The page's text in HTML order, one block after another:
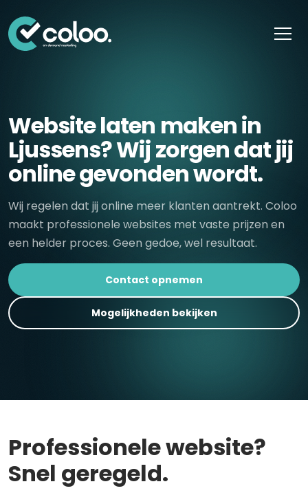
Website laten maken in
Ljussens? Wij zorgen dat jij
online gevonden wordt.
Wij regelen dat jij online meer klanten aantrekt. Coloo
maakt professionele websites met vaste prijzen en
een helder proces. Geen gedoe, wel resultaat.
Contact opnemen
Mogelijkheden bekijken
Professionele website?
Snel geregeld.